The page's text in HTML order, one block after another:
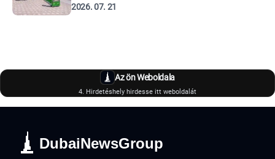
2026. 07. 21
Az ön Weboldala
4. Hirdetéshely hirdesse itt weboldalát
DubaiNewsGroup